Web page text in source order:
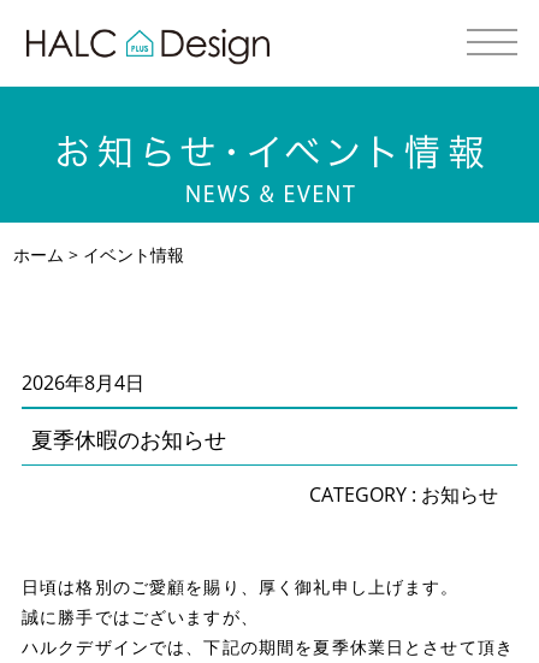
ホーム > イベント情報
2026年8月4日
夏季休暇のお知らせ
CATEGORY : お知らせ
日頃は格別のご愛顧を賜り、厚く御礼申し上げます。
誠に勝手ではございますが、
ハルクデザインでは、下記の期間を夏季休業日とさせて頂き